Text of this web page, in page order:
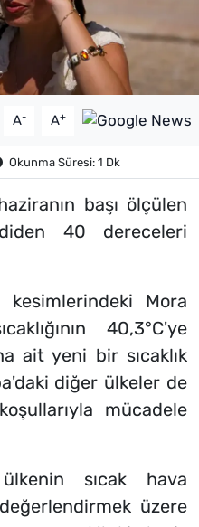
A- A+
Okunma Süresi: 1 Dk
başı ölçülen
40 dereceleri
Mora
40,3°C'ye
ait yeni bir sıcaklık
diğer ülkeler de
mücadele
sıcak hava
değerlendirmek üzere